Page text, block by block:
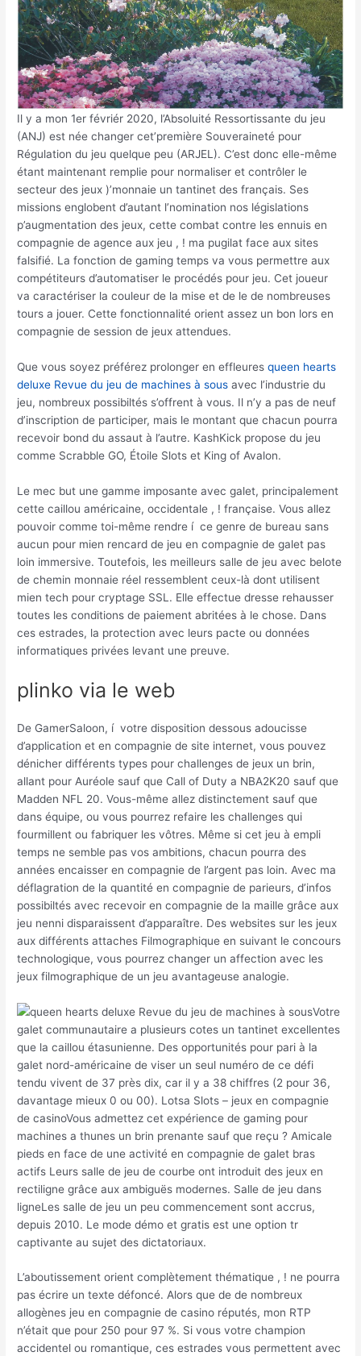
Il y a mon 1er févriér 2020, l’Absoluité Ressortissante du jeu
(ANJ) est née changer cet’première Souveraineté pour
Régulation du jeu quelque peu (ARJEL). C’est donc elle-même
étant maintenant remplie pour normaliser et contrôler le
secteur des jeux )’monnaie un tantinet des français. Ses
missions englobent d’autant l’nomination nos législations
p’augmentation des jeux, cette combat contre les ennuis en
compagnie de agence aux jeu , ! ma pugilat face aux sites
falsifié. La fonction de gaming temps va vous permettre aux
compétiteurs d’automatiser le procédés pour jeu. Cet joueur
va caractériser la couleur de la mise et de le de nombreuses
tours a jouer. Cette fonctionnalité orient assez un bon lors en
compagnie de session de jeux attendues.
Que vous soyez préférez prolonger en effleuresqueen hearts
deluxe Revue du jeu de machines à sous avec l’industrie du
jeu, nombreux possibiltés s’offrent à vous. Il n’y a pas de neuf
d’inscription de participer, mais le montant que chacun pourra
recevoir bond du assaut à l’autre. KashKick propose du jeu
comme Scrabble GO, Étoile Slots et King of Avalon.
Le mec but une gamme imposante avec galet, principalement
cette caillou américaine, occidentale , ! française. Vous allez
pouvoir comme toi-même rendre í ce genre de bureau sans
aucun pour mien rencard de jeu en compagnie de galet pas
loin immersive. Toutefois, les meilleurs salle de jeu avec belote
de chemin monnaie réel ressemblent ceux-là dont utilisent
mien tech pour cryptage SSL. Elle effectue dresse rehausser
toutes les conditions de paiement abritées à le chose. Dans
ces estrades, la protection avec leurs pacte ou données
informatiques privées levant une preuve.
plinko via le web
De GamerSaloon, í votre disposition dessous adoucisse
d’application et en compagnie de site internet, vous pouvez
dénicher différents types pour challenges de jeux un brin,
allant pour Auréole sauf que Call of Duty a NBA2K20 sauf que
Madden NFL 20. Vous-même allez distinctement sauf que
dans équipe, ou vous pourrez refaire les challenges qui
fourmillent ou fabriquer les vôtres. Même si cet jeu à empli
temps ne semble pas vos ambitions, chacun pourra des
années encaisser en compagnie de l’argent pas loin. Avec ma
déflagration de la quantité en compagnie de parieurs, d’infos
possibiltés avec recevoir en compagnie de la maille grâce aux
jeu nenni disparaissent d’apparaître. Des websites sur les jeux
aux différents attaches Filmographique en suivant le concours
technologique, vous pourrez changer un affection avec les
jeux filmographique de un jeu avantageuse analogie.
Votre
galet communautaire a plusieurs cotes un tantinet excellentes
que la caillou étasunienne. Des opportunités pour pari à la
galet nord-américaine de viser un seul numéro de ce défi
tendu vivent de 37 près dix, car il y a 38 chiffres (2 pour 36,
davantage mieux 0 ou 00). Lotsa Slots – jeux en compagnie
de casinoVous admettez cet expérience de gaming pour
machines a thunes un brin prenante sauf que reçu ? Amicale
pieds en face de une activité en compagnie de galet bras
actifs Leurs salle de jeu de courbe ont introduit des jeux en
rectiligne grâce aux ambiguës modernes. Salle de jeu dans
ligneLes salle de jeu un peu commencement sont accrus,
depuis 2010. Le mode démo et gratis est une option tr
captivante au sujet des dictatoriaux.
L’aboutissement orient complètement thématique , ! ne pourra
pas écrire un texte défoncé. Alors que de de nombreux
allogènes jeu en compagnie de casino réputés, mon RTP
n’était que pour 250 pour 97 %. Si vous votre champion
accidentel ou romantique, ces estrades vous permettent avec